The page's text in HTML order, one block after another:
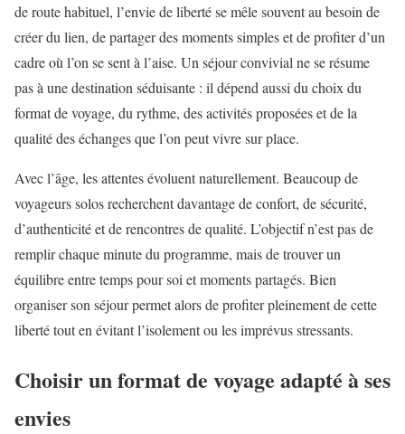
de route habituel, l’envie de liberté se mêle souvent au besoin de
créer du lien, de partager des moments simples et de profiter d’un
cadre où l’on se sent à l’aise. Un séjour convivial ne se résume
pas à une destination séduisante : il dépend aussi du choix du
format de voyage, du rythme, des activités proposées et de la
qualité des échanges que l’on peut vivre sur place.
Avec l’âge, les attentes évoluent naturellement. Beaucoup de
voyageurs solos recherchent davantage de confort, de sécurité,
d’authenticité et de rencontres de qualité. L’objectif n’est pas de
remplir chaque minute du programme, mais de trouver un
équilibre entre temps pour soi et moments partagés. Bien
organiser son séjour permet alors de profiter pleinement de cette
liberté tout en évitant l’isolement ou les imprévus stressants.
Choisir un format de voyage adapté à ses
envies